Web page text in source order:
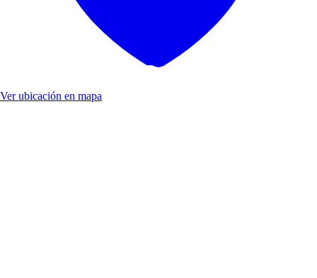
Ver ubicación en mapa